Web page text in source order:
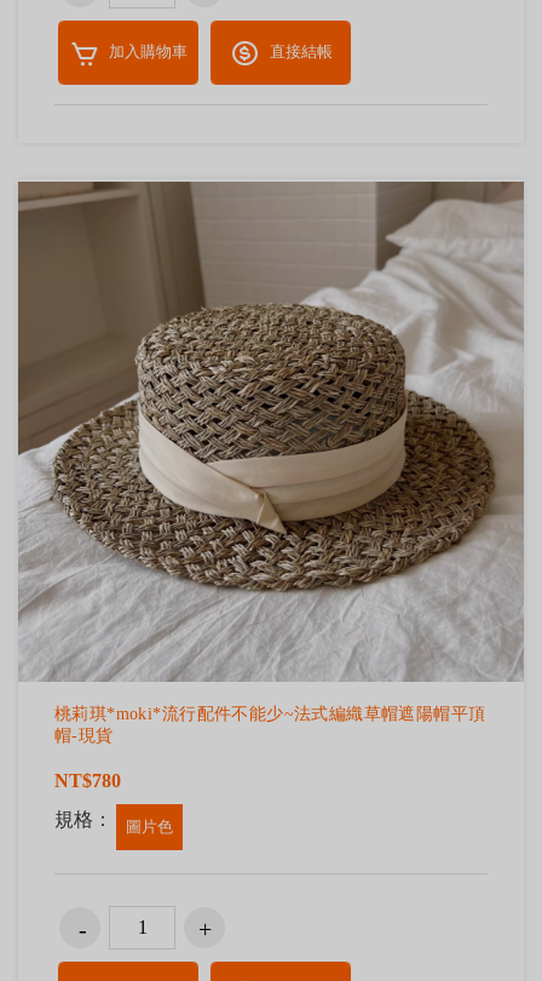
加入購物車 直接結帳
桃莉琪*moki*流行配件不能少~法式編織草帽遮陽帽平頂
帽-現貨
NT$780
規格：
圖片色